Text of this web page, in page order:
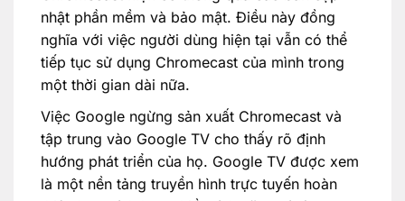
nhật phần mềm và bảo mật. Điều này đồng
nghĩa với việc người dùng hiện tại vẫn có thể
tiếp tục sử dụng Chromecast của mình trong
một thời gian dài nữa.
Việc Google ngừng sản xuất Chromecast và
tập trung vào Google TV cho thấy rõ định
hướng phát triển của họ. Google TV được xem
là một nền tảng truyền hình trực tuyến hoàn